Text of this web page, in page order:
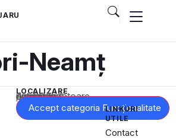
Neamț
LOCALIZARE
Acest conținut este blocat până când acceptați categoria corespunzătoare de cookie-uri.
Accept categoria Funcționalitate
LINKURI
UTILE
Contact